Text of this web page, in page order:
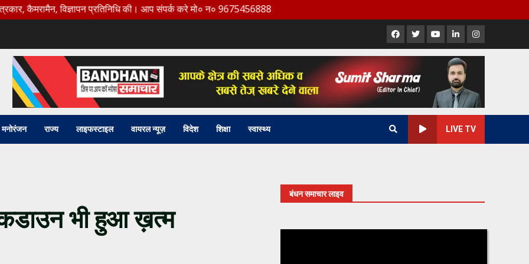
प्रतिनिधि की। आप संपर्क करे मो० न० 9675456888
Facebook
X YoutubeLinkedInInstagram
मनोरंजन राज्य लाइफस्टाइल वायरल न्यूज़ विदेश शिक्षा स्वास्थ्य LIVE TV
भी हुआ ख़त्म
बंधन समाचार लाइव